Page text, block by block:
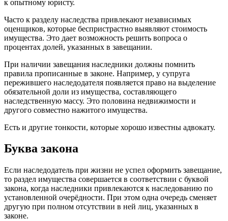
к опытному юристу.
Часто к разделу наследства привлекают независимых
оценщиков, которые беспристрастно выявляют стоимость
имущества. Это дает возможность решить вопроса о
процентах долей, указанных в завещании.
При наличии завещания наследники должны помнить
правила прописанные в законе. Например, у супруга
пережившего наследодателя появляется право на выделение
обязательной доли из имущества, составляющего
наследственную массу. Это половина недвижимости и
другого совместно нажитого имущества.
Есть и другие тонкости, которые хорошо известны адвокату.
Буква закона
Если наследодатель при жизни не успел оформить завещание,
то раздел имущества совершается в соответствии с буквой
закона, когда наследники привлекаются к наследованию по
установленной очерёдности. При этом одна очередь сменяет
другую при полном отсутствии в ней лиц, указанных в
законе.